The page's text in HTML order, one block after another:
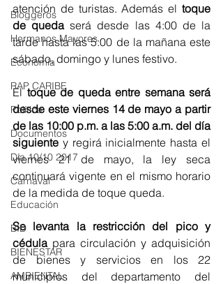
Bloggeros
Hermanos Mayores
Economía
RAP CARIBE
Política
Documentos
Día 10/10 2017
Carnaval
Educación
BID
BIENESTAR
AMBIENTAL
atención de turistas. Además el toque
de queda será desde las 4:00 de la
tarde hasta las 5:00 de la mañana este
sábado, domingo y lunes festivo.
El toque de queda entre semana será
desde este viernes 14 de mayo a partir
de las 10:00 p.m. a las 5:00 a.m. del día
siguiente y regirá inicialmente hasta el
viernes 21 de mayo, la ley seca
continuará vigente en el mismo horario
de la medida de toque queda.
Se levanta la restricción del pico y
cédula para circulación y adquisición
de bienes y servicios en los 22
municipios del departamento del